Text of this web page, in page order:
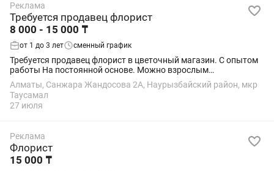
Реклама
Требуется продавец флорист
8 000 - 15 000 ₸
от 1 до 3 лет сменный график
Требуется продавец флорист в цветочный магазин. С опытом
работы На постоянной основе. Можно взрослым
женщинам.График 5/2 либо 6/1. Если вы готовы учиться
новому, то ждем вас. все дополнительные...
Алматы, Санжара Жандосова 2А, Наурызбайский район, мкр
Таусамал
27 июля
Реклама
Флорист
15 000 ₸